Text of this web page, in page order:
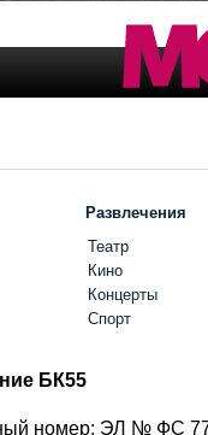
Развлечения
Театр
Кино
Концерты
Спорт
БК55
номер: ЭЛ № ФС